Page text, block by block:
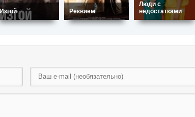
Изгой Реквием
Люди с
недостатками